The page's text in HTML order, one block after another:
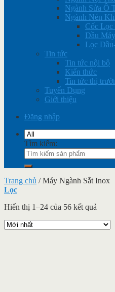
Ngành Sửa Ô
Ngành Nén
Cốc
Dầu
Lọc
Tin tức
Tin tức nội bộ
Kiến thức
Tin tức thị
Tuyển Dụng
Giới thiệu
Đăng nhập
Tìm kiếm:
Trang chủ /Máy Ngành Sắt Inox
Lọc
Hiển thị 1–24 của 56 kết quả